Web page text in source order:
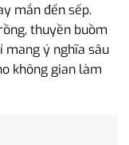
mắn đến sếp.
thuyền buồm
mang ý nghĩa sâu
không gian làm